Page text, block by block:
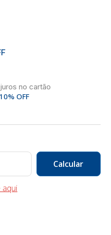
no cartão
10% OFF
aqui